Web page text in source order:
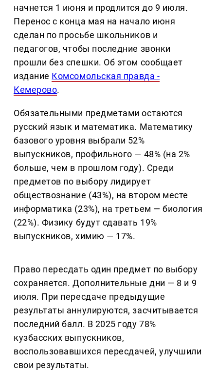
начнется 1 июня и продлится до 9 июля.
Перенос с конца мая на начало июня
сделан по просьбе школьников и
педагогов, чтобы последние звонки
прошли без спешки. Об этом сообщает
издание Комсомольская правда -
Кемерово.
Обязательными предметами остаются
русский язык и математика. Математику
базового уровня выбрали 52%
выпускников, профильного — 48% (на 2%
больше, чем в прошлом году). Среди
предметов по выбору лидирует
обществознание (43%), на втором месте
информатика (23%), на третьем — биология
(22%). Физику будут сдавать 19%
выпускников, химию — 17%.
Право пересдать один предмет по выбору
сохраняется. Дополнительные дни — 8 и 9
июля. При пересдаче предыдущие
результаты аннулируются, засчитывается
последний балл. В 2025 году 78%
кузбасских выпускников,
воспользовавшихся пересдачей, улучшили
свои результаты.